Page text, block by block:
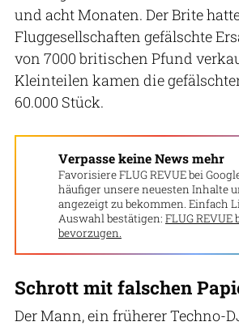
und acht Monaten. Der Brite
Fluggesellschaften gefälschte
von 7000 britischen Pfund
Kleinteilen kamen die
60.000 Stück.
Verpasse keine News mehr
Favorisiere FLUG REVUE bei
häufiger unsere neuesten Inhalte
angezeigt zu bekommen. Einfach
Auswahl bestätigen: FLUG REVUE
bevorzugen.
Schrott mit falschen
Der Mann, ein früherer Techno-